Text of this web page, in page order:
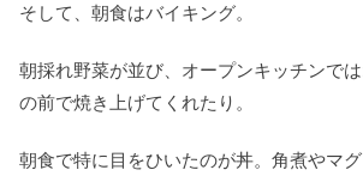
そして、朝食はバイキング。
朝採れ野菜が並び、オープンキッチンで
の前で焼き上げてくれたり。
朝食で特に目をひいたのが丼。角煮やマ